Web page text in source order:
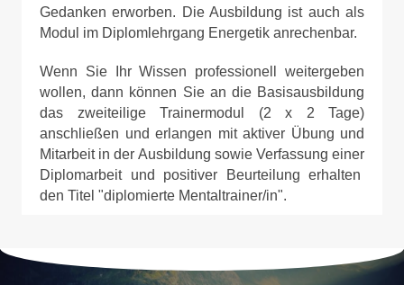
Gedanken erworben. Die Ausbildung ist auch als
Modul im Diplomlehrgang Energetik anrechenbar.
Wenn Sie Ihr Wissen professionell weitergeben
wollen, dann können Sie an die Basisausbildung
das zweiteilige Trainermodul (2 x 2 Tage)
anschließen und erlangen mit aktiver Übung und
Mitarbeit in der Ausbildung sowie Verfassung einer
Diplomarbeit und positiver Beurteilung erhalten
den Titel "diplomierte Mentaltrainer/in".